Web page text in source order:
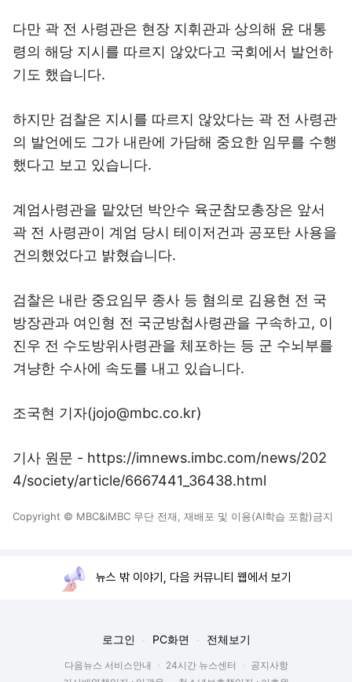
다만 곽 전 사령관은 현장 지휘관과 상의해 윤 대통
령의 해당 지시를 따르지 않았다고 국회에서 발언하
기도 했습니다.
하지만 검찰은 지시를 따르지 않았다는 곽 전 사령관
의 발언에도 그가 내란에 가담해 중요한 임무를 수행
했다고 보고 있습니다.
계엄사령관을 맡았던 박안수 육군참모총장은 앞서
곽 전 사령관이 계엄 당시 테이저건과 공포탄 사용을
건의했었다고 밝혔습니다.
검찰은 내란 중요임무 종사 등 혐의로 김용현 전 국
방장관과 여인형 전 국군방첩사령관을 구속하고, 이
진우 전 수도방위사령관을 체포하는 등 군 수뇌부를
겨냥한 수사에 속도를 내고 있습니다.
조국현 기자(jojo@mbc.co.kr)
기사 원문 - https://imnews.imbc.com/news/202
4/society/article/6667441_36438.html
Copyright © MBC&iMBC 무단 전재, 재배포 및 이용(AI학습 포함)금지
뉴스 밖 이야기, 다음 커뮤니티 웹에서 보기
로그인 PC화면 전체보기
다음뉴스 서비스안내 24시간 뉴스센터
공지사항